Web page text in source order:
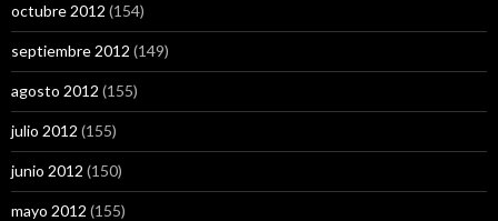
octubre 2012 (154)
septiembre 2012 (149)
agosto 2012 (155)
julio 2012 (155)
junio 2012 (150)
mayo 2012 (155)